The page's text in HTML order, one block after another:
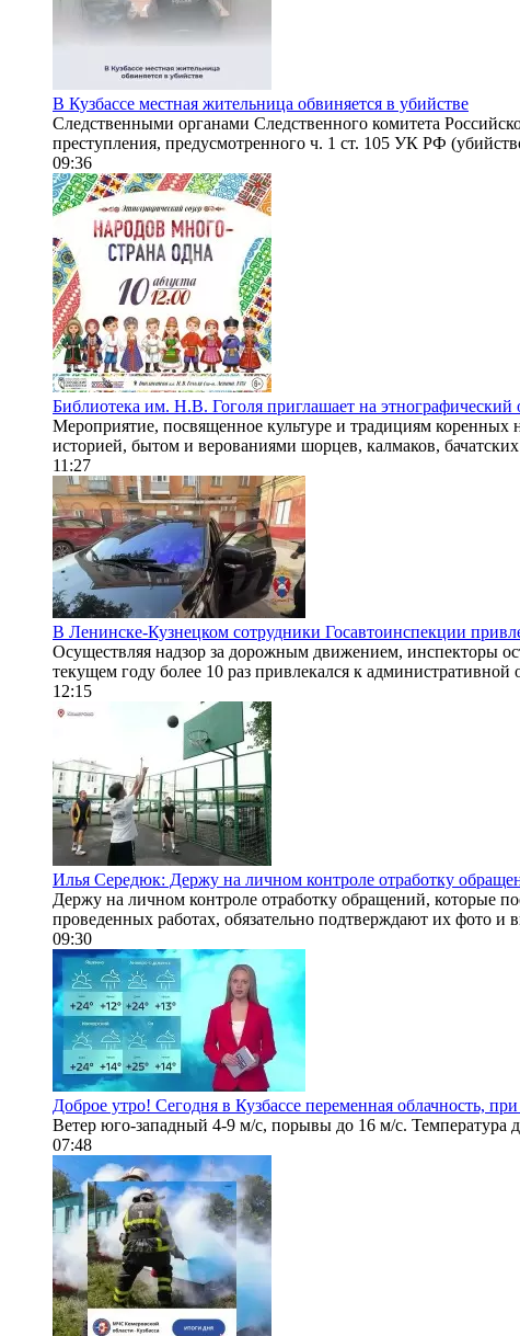
В Кузбассе местная жительница обвиняется в убийстве
Следственными органами Следственного комитета
преступления, предусмотренного ч. 1 ст. 105 УК РФ
09:36
Библиотека им. Н.В. Гоголя приглашает на этнографический
Мероприятие, посвященное культуре и традициям коренных
историей, бытом и верованиями шорцев, калмаков,
11:27
В Ленинске-Кузнецком сотрудники Госавтоинспекции
Осуществляя надзор за дорожным движением, инспекторы
текущем году более 10 раз привлекался к административной
12:15
Илья Середюк: Держу на личном контроле отработку
Держу на личном контроле отработку обращений, которые
проведенных работах, обязательно подтверждают их фото и
09:30
Доброе утро! Сегодня в Кузбассе переменная облачность,
Ветер юго-западный 4-9 м/с, порывы до 16 м/с. Температура
07:48